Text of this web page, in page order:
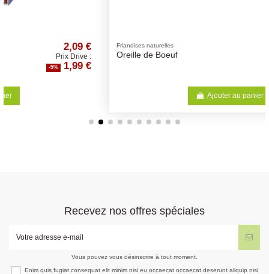
Friandises naturelles
Oreille de Boeuf
Recevez nos offres spéciales
Vous pouvez vous désinscrire à tout moment.
Enim quis fugiat consequat elit minim nisi eu occaecat occaecat deserunt aliquip nisi